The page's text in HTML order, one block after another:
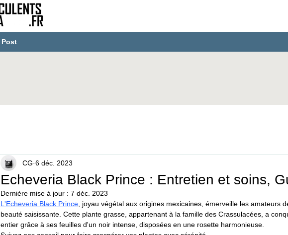
Echeveria Black Prince : Entretien et soins,
CG 6 déc. 2023
Dernière mise à jour : 7 déc. 2023
L'Echeveria Black Prince , joyau végétal aux origines mexicaines, émerveille les amateurs
beauté saisissante. Cette plante grasse, appartenant à la famille des Crassulacées, a
entier grâce à ses feuilles d'un noir intense, disposées en une rosette harmonieuse.
Post